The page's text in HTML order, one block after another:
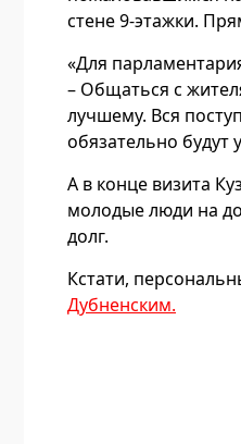
стене 9-этажки.
«Для
– Общаться с
лучшему. Вся
обязательно
А в конце визита
молодые люди на
долг.
Кстати,
Дубненским.